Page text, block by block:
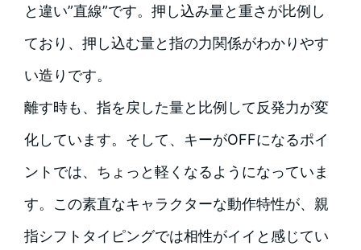
と違い”直線”です。押し込み量と重さが比例し
ており、押し込む量と指の力関係がわかりやす
い造りです。
離す時も、指を戻した量と比例して反発力が変
化しています。そして、キーがOFFになるポイ
ントでは、ちょっと軽くなるようになっていま
す。この素直なキャラクターな動作特性が、親
指シフトタイピングでは相性がイイと感じてい